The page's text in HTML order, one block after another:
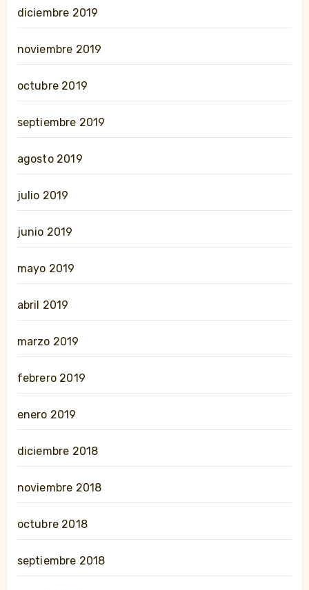
diciembre 2019
noviembre 2019
octubre 2019
septiembre 2019
agosto 2019
julio 2019
junio 2019
mayo 2019
abril 2019
marzo 2019
febrero 2019
enero 2019
diciembre 2018
noviembre 2018
octubre 2018
septiembre 2018